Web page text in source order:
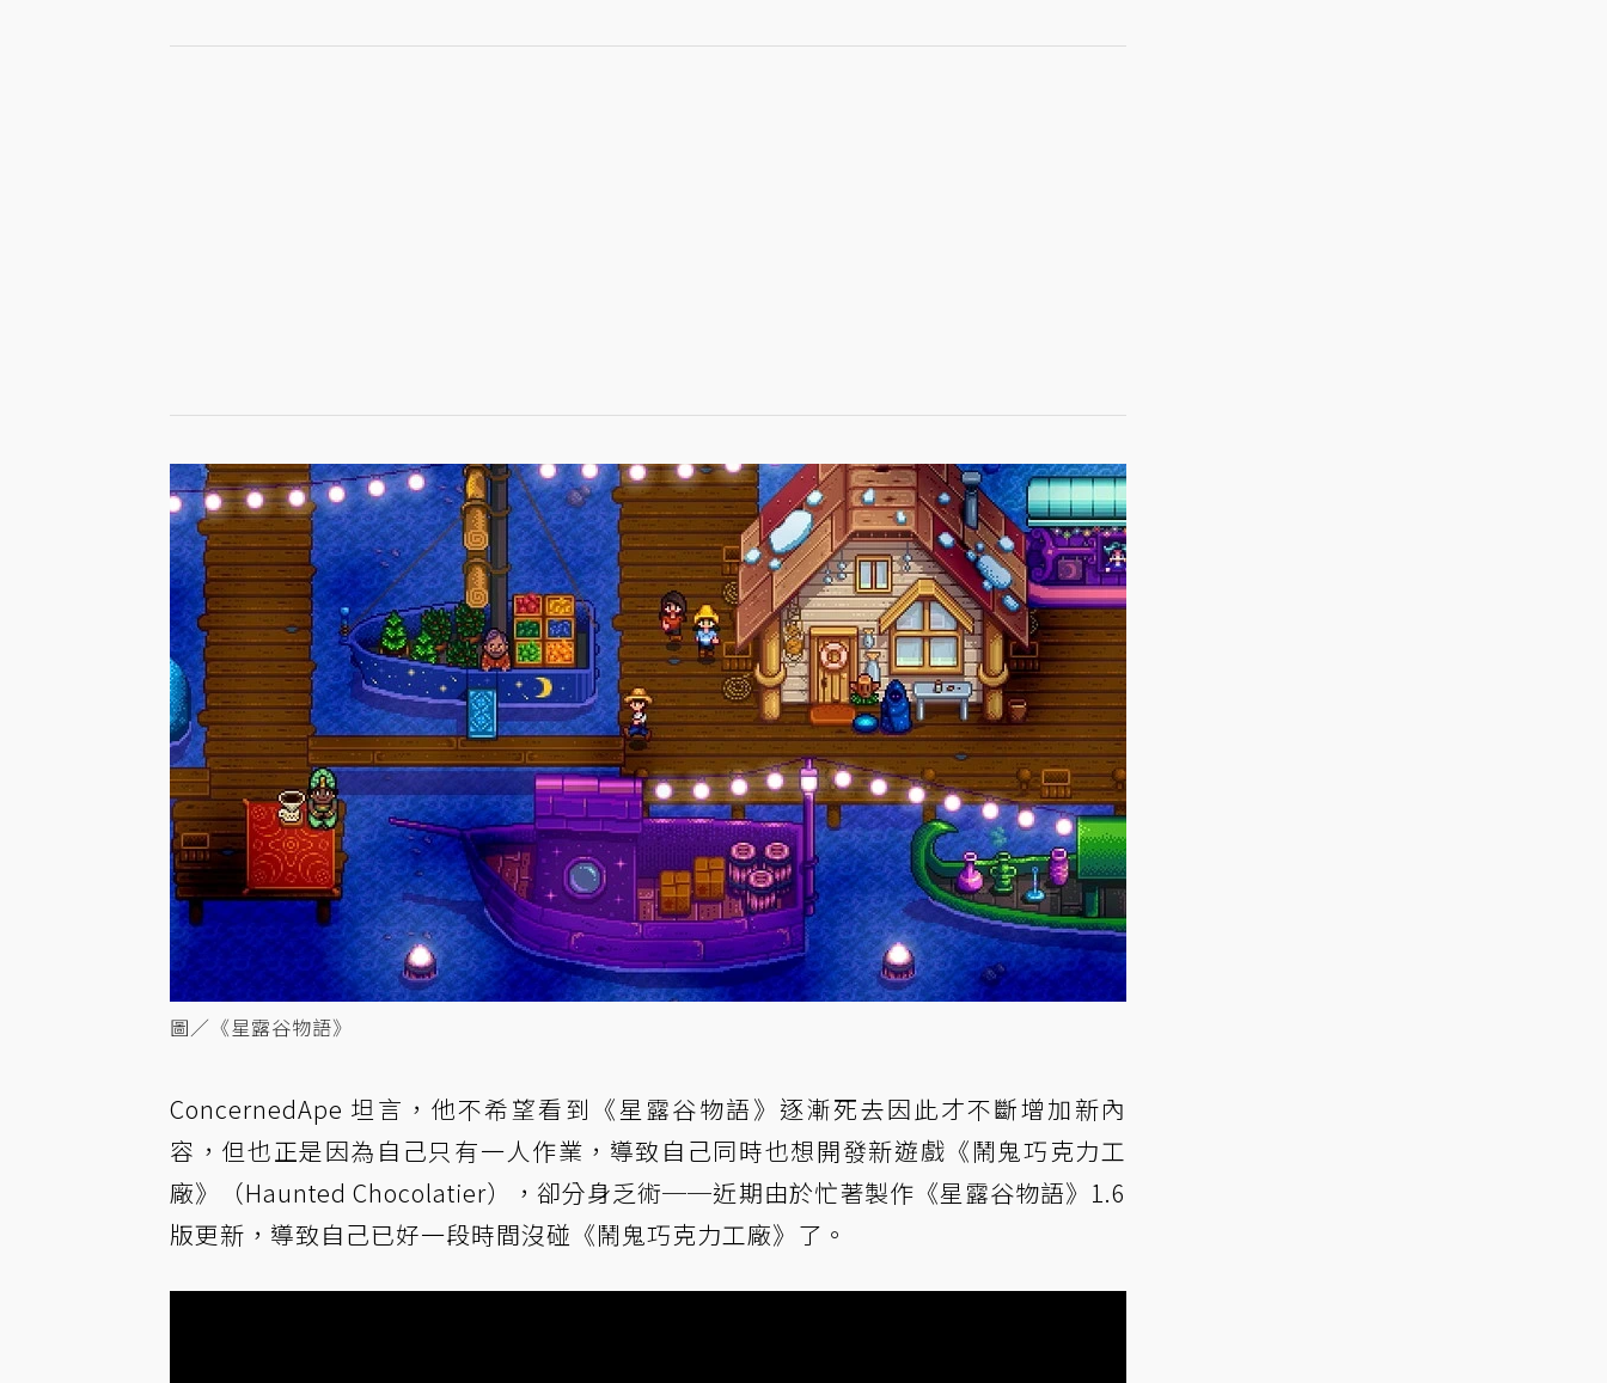
圖／《星露谷物語》
ConcernedApe 坦言，他不希望看到《星露谷物語》逐漸死去因此才不斷增加新內
容，但也正是因為自己只有一人作業，導致自己同時也想開發新遊戲《鬧鬼巧克力工
廠》（Haunted Chocolatier），卻分身乏術──近期由於忙著製作《星露谷物語》1.6
版更新，導致自己已好一段時間沒碰《鬧鬼巧克力工廠》了。